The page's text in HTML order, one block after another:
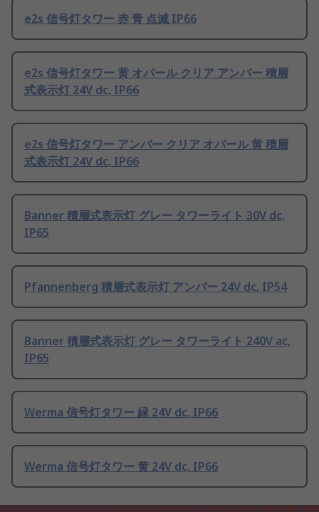
e2s 信号灯タワー 赤 青 点滅 IP66
e2s 信号灯タワー 黄 オパール クリア アンバー 積層
式表示灯 24V dc, IP66
e2s 信号灯タワー アンバー クリア オパール 黄 積層
式表示灯 24V dc, IP66
Banner 積層式表示灯 グレー タワーライト 30V dc,
IP65
Pfannenberg 積層式表示灯 アンバー 24V dc, IP54
Banner 積層式表示灯 グレー タワーライト 240V ac,
IP65
Werma 信号灯タワー 緑 24V dc, IP66
Werma 信号灯タワー 黄 24V dc, IP66